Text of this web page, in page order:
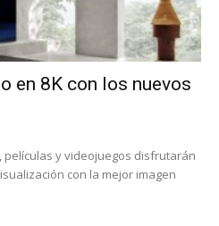
en 8K con los nuevos
y videojuegos disfrutarán
con la mejor imagen